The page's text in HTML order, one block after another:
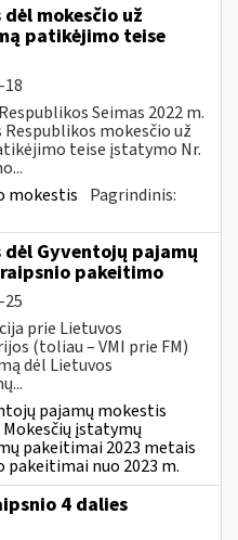
mokesčio už
patikėjimo teise
18
Seimas 2022 m.
mokesčio už
teise įstatymo Nr.
mokestis Pagrindinis:
Gyventojų pajamų
pakeitimo
25
prie Lietuvos
(toliau – VMI prie FM)
dėl Lietuvos
pajamų mokestis
Mokesčių įstatymų
pakeitimai 2023 metais
pakeitimai nuo 2023 m.
4 dalies